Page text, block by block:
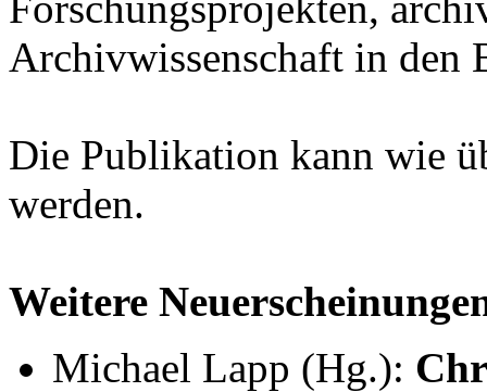
Archivwissenschaft in den
Die Publikation kann wie
werden.
Weitere
Michael Lapp (Hg.):